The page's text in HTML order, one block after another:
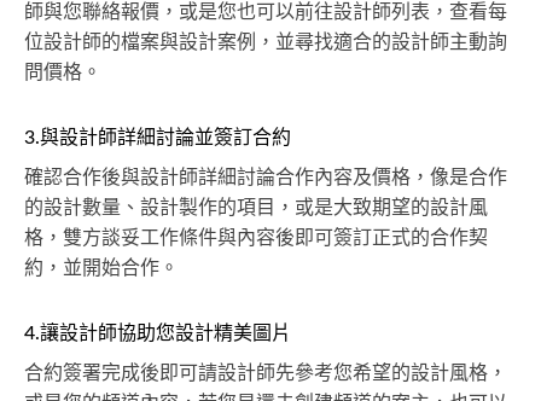
師與您聯絡報價，或是您也可以前往設計師列表，查看每
位設計師的檔案與設計案例，並尋找適合的設計師主動詢
問價格。
3.與設計師詳細討論並簽訂合約
確認合作後與設計師詳細討論合作內容及價格，像是合作
的設計數量、設計製作的項目，或是大致期望的設計風
格，雙方談妥工作條件與內容後即可簽訂正式的合作契
約，並開始合作。
4.讓設計師協助您設計精美圖片
合約簽署完成後即可請設計師先參考您希望的設計風格，